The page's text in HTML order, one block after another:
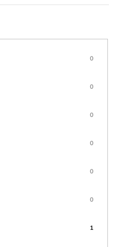
0
0
0
0
0
0
1